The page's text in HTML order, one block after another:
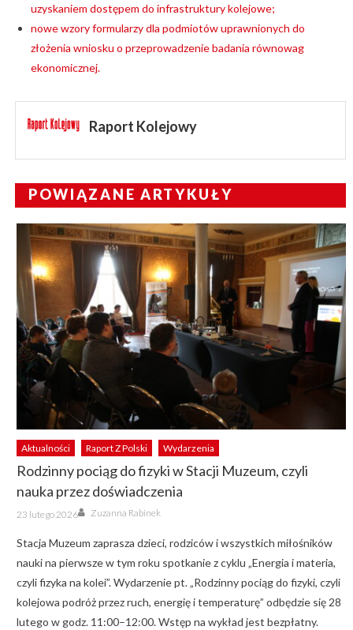
uzyskaniem dostępem do infrastruktury kolejowe;
nowe wzory formularzy dla podmiotów uprawnionych do
złożenia wniosku o przeprowadzenie badania równowag
ekonomicznej.
Raport Kolejowy
POWIĄZANE ARTYKUŁY
Aktualności Raport Z Polski Wydarzenia
Rodzinny pociąg do fizyki w Stacji Muzeum, czyli
nauka przez doświadczenia
Posted
on
23 lutego 2026 Author
Zuzanna Rabinek
Stacja Muzeum zaprasza dzieci, rodziców i wszystkich miłośników
nauki na pierwsze w tym roku spotkanie z cyklu „Energia i materia,
czyli fizyka na kolei”. Wydarzenie pt. „Rodzinny pociąg do fizyki, czyli
kolejowa podróż przez ruch, energię i temperaturę” odbędzie się 28
lutego w godz. 11:00–12:00. Wstęp na wykład jest bezpłatny.